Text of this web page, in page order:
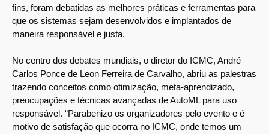
fins, foram debatidas as melhores práticas e ferramentas para
que os sistemas sejam desenvolvidos e implantados de
maneira responsável e justa.
No centro dos debates mundiais, o diretor do ICMC, André
Carlos Ponce de Leon Ferreira de Carvalho, abriu as palestras
trazendo conceitos como otimização, meta-aprendizado,
preocupações e técnicas avançadas de AutoML para uso
responsável. “Parabenizo os organizadores pelo evento e é
motivo de satisfação que ocorra no ICMC, onde temos um